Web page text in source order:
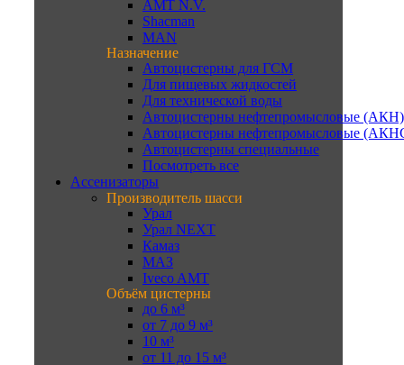
AMT N.V.
Shacman
MAN
Назначение
Автоцистерны для ГСМ
Для пищевых жидкостей
Для технической воды
Автоцистерны нефтепромысловые (АКН)
Автоцистерны нефтепромысловые
Автоцистерны специальные
Посмотреть все
Ассенизаторы
Производитель шасси
Урал
Урал NEXT
Камаз
МАЗ
Iveco AMT
Объём цистерны
до 6 м³
от 7 до 9 м³
10 м³
от 11 до 15 м³